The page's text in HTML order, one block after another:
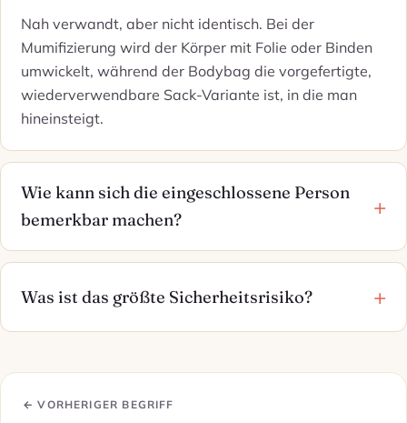
Nah verwandt, aber nicht identisch. Bei der
Mumifizierung wird der Körper mit Folie oder Binden
umwickelt, während der Bodybag die vorgefertigte,
wiederverwendbare Sack-Variante ist, in die man
hineinsteigt.
Wie kann sich die eingeschlossene Person
bemerkbar machen?
Was ist das größte Sicherheitsrisiko?
← VORHERIGER BEGRIFF